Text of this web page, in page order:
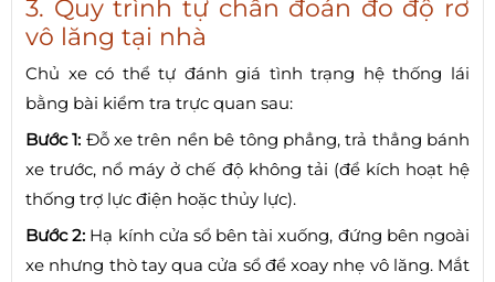
3. Quy trình tự chẩn đoán đo độ rơ
vô lăng tại nhà
Chủ xe có thể tự đánh giá tình trạng hệ thống lái
bằng bài kiểm tra trực quan sau:
Bước 1: Đỗ xe trên nền bê tông phẳng, trả thẳng bánh
xe trước, nổ máy ở chế độ không tải (để kích hoạt hệ
thống trợ lực điện hoặc thủy lực).
Bước 2: Hạ kính cửa sổ bên tài xuống, đứng bên ngoài
xe nhưng thò tay qua cửa sổ để xoay nhẹ vô lăng. Mắt